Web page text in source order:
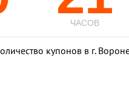
ЧАСОВ
купонов в г.